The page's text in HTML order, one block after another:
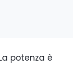
potenza è